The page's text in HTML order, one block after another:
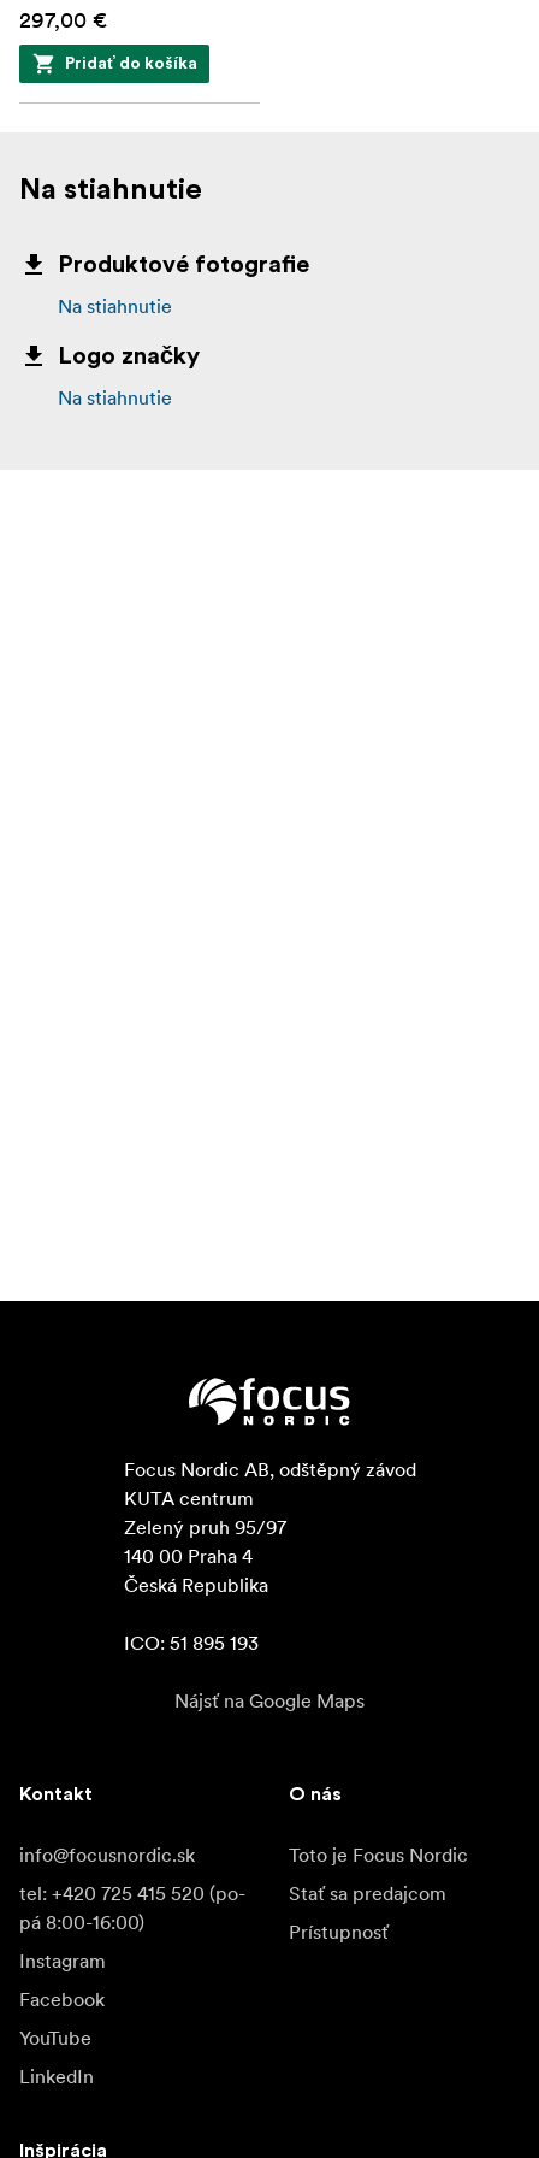
297,00 €
Pridať do košíka
Na stiahnutie
Produktové fotografie
Na stiahnutie
Logo značky
Na stiahnutie
Focus Nordic AB, odštěpný závod
KUTA centrum
Zelený pruh 95/97
140 00 Praha 4
Česká Republika
ICO: 51 895 193
Nájsť na Google Maps
Kontakt
info@focusnordic.sk
tel: +420 725 415 520 (po-
pá 8:00-16:00)
Instagram
Facebook
YouTube
LinkedIn
O nás
Toto je Focus Nordic
Stať sa predajcom
Prístupnosť
Inšpirácia